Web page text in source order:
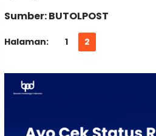
Sumber: BUTOLPOST
Halaman: 1 2